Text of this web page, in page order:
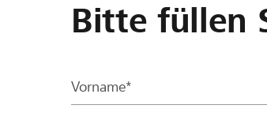
Bitte füllen
Vorname*